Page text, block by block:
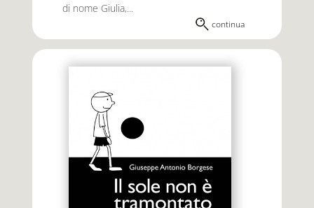
di nome Giulia,...
continua